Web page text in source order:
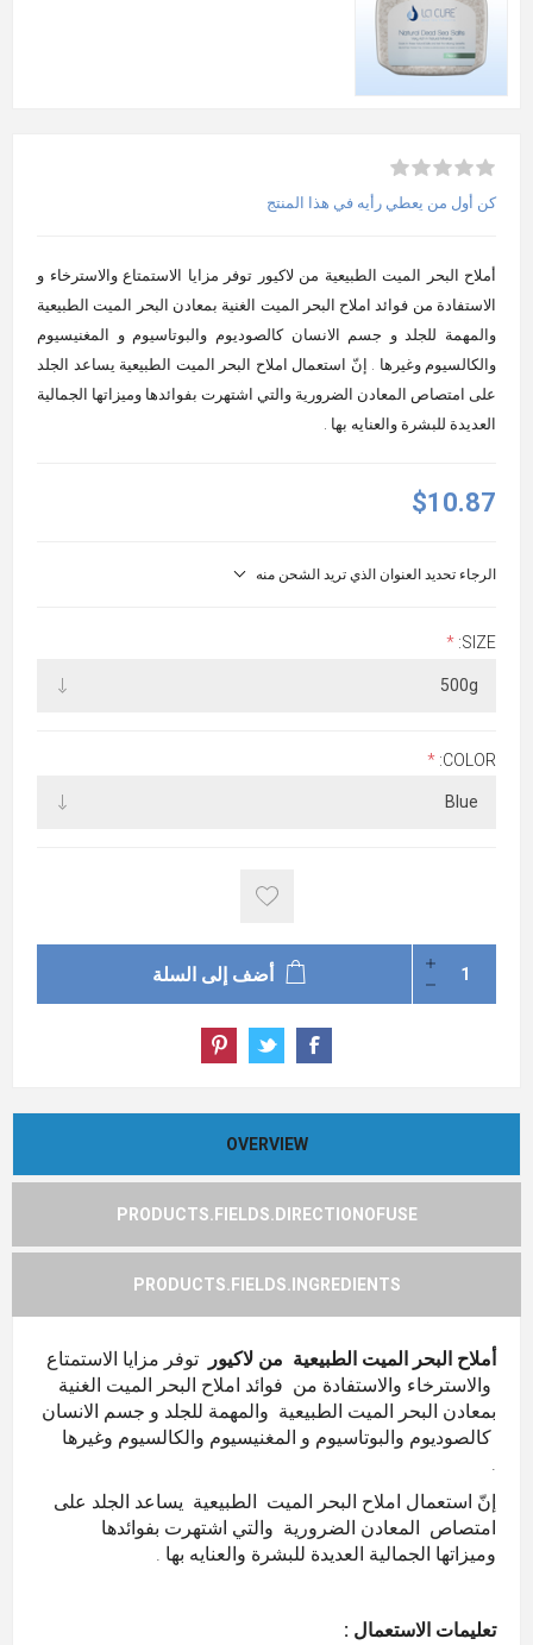
كن أول من يعطي رأيه في هذا المنتج
أملاح البحر الميت الطبيعية من لاكيور توفر مزايا الاستمتاع والاسترخاء و
الاستفادة من فوائد املاح البحر الميت الغنية بمعادن البحر الميت الطبيعية
والمهمة للجلد و جسم الانسان كالصوديوم والبوتاسيوم و المغنيسيوم
والكالسيوم وغيرها . إنّ استعمال املاح البحر الميت الطبيعية يساعد الجلد
على امتصاص المعادن الضرورية والتي اشتهرت بفوائدها وميزاتها الجمالية
العديدة للبشرة والعنايه بها .
$10.87
الرجاء تحديد العنوان الذي تريد الشحن منه
SIZE:
*
COLOR:
*
أضف إلى السلة
OVERVIEW
PRODUCTS.FIELDS.DIRECTIONOFUSE
PRODUCTS.FIELDS.INGREDIENTS
أملاح البحر الميت الطبيعية من لاكيور توفر مزايا الاستمتاع
والاسترخاء والاستفادة من فوائد املاح البحر الميت الغنية
بمعادن البحر الميت الطبيعية والمهمة للجلد و جسم الانسان
كالصوديوم والبوتاسيوم و المغنيسيوم والكالسيوم وغيرها
.
إنّ استعمال املاح البحر الميت الطبيعية يساعد الجلد على
امتصاص المعادن الضرورية والتي اشتهرت بفوائدها
وميزاتها الجمالية العديدة للبشرة والعنايه بها .
تعليمات الاستعمال :